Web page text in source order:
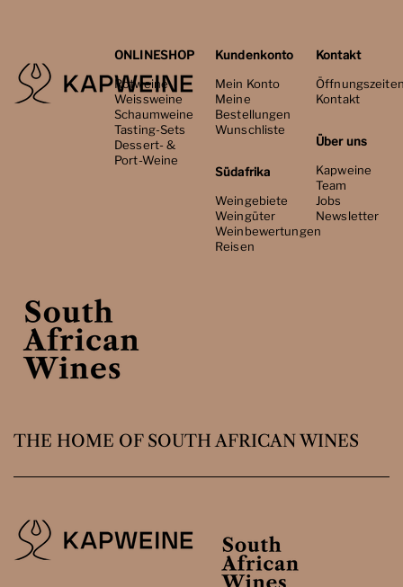
ONLINESHOP
Rotweine
Weissweine
Schaumweine
Tasting-Sets
Dessert- &
Port-Weine
Kundenkonto
Mein Konto
Meine
Bestellungen
Wunschliste
Südafrika
Weingebiete
Weingüter
Weinbewertungen
Reisen
Kontakt
Kontakt
Über uns
Kapweine
Team
Jobs
Newsletter
THE HOME OF SOUTH AFRICAN WINES